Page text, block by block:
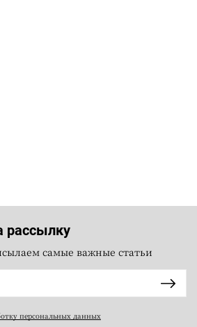
рассылку
самые важные статьи
персональных данных